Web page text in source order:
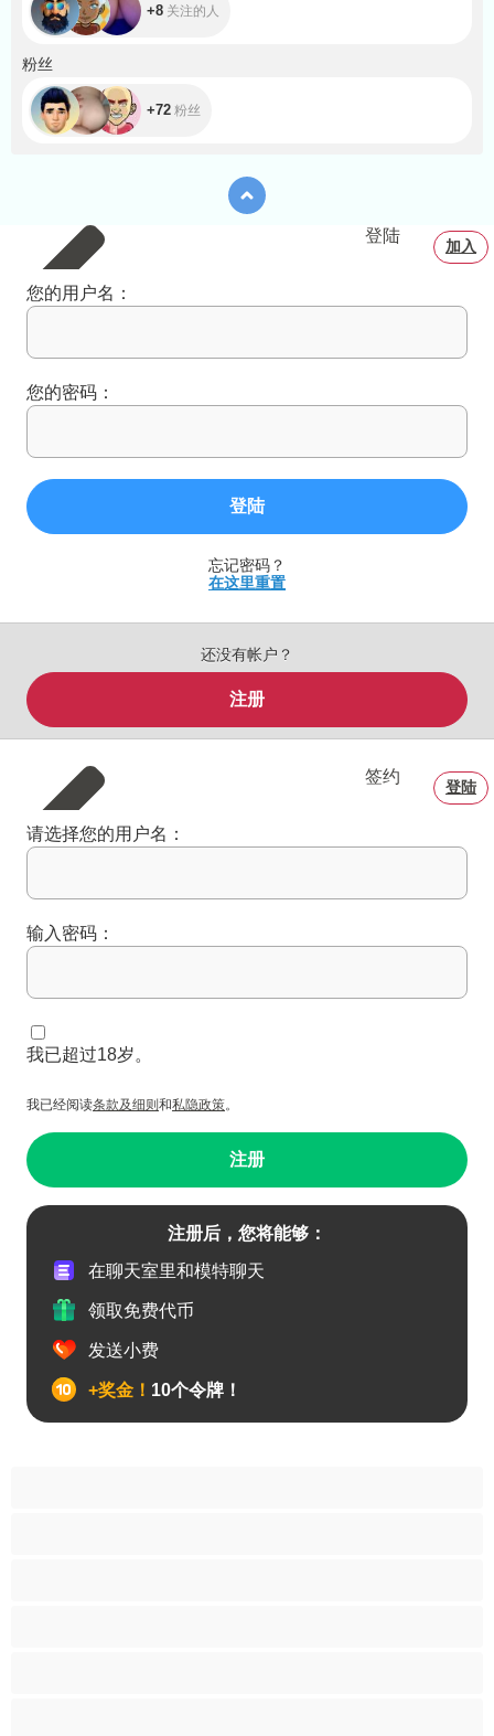
+8 关注的人
粉丝
+72 粉丝
登陆
加入
您的用户名：
您的密码：
登陆
忘记密码？
在这里重置
还没有帐户？
注册
签约
登陆
请选择您的用户名：
输入密码：
我已超过18岁。
我已经阅读条款及细则 和私隐政策。
注册
注册后，您将能够：
在聊天室里和模特聊天
领取免费代币
发送小费
+奖金！ 10个令牌！